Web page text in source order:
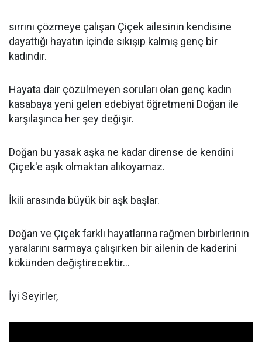
sırrını çözmeye çalışan Çiçek ailesinin kendisine
dayattığı hayatın içinde sıkışıp kalmış genç bir
kadındır.
Hayata dair çözülmeyen soruları olan genç kadın
kasabaya yeni gelen edebiyat öğretmeni Doğan ile
karşılaşınca her şey değişir.
Doğan bu yasak aşka ne kadar dirense de kendini
Çiçek'e aşık olmaktan alıkoyamaz.
İkili arasında büyük bir aşk başlar.
Doğan ve Çiçek farklı hayatlarına rağmen birbirlerinin
yaralarını sarmaya çalışırken bir ailenin de kaderini
kökünden değiştirecektir...
İyi Seyirler,